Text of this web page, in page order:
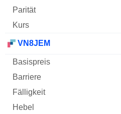
VN8JEM